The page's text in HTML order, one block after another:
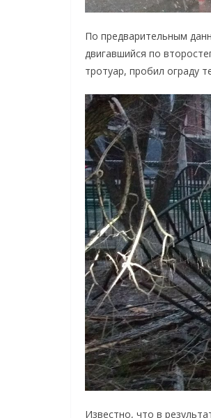
По предварительным
двигавшийся по
тротуар, пробил ограду
Известно, что в